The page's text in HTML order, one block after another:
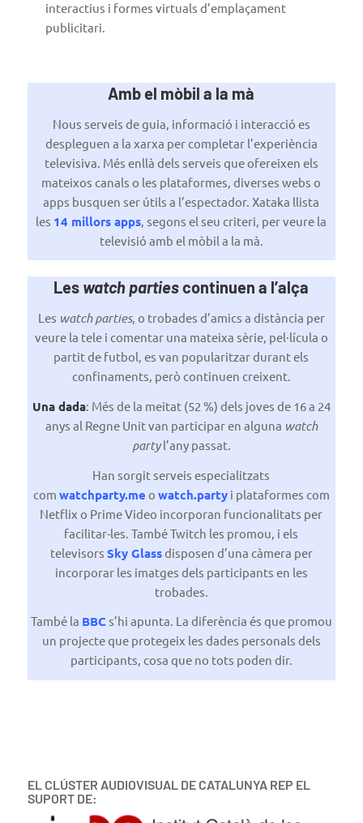
interactius i formes virtuals d’emplaçament
publicitari.
Amb el mòbil a la mà
Nous serveis de guia, informació i interacció es
despleguen a la xarxa per completar l’experiència
televisiva. Més enllà dels serveis que ofereixen els
mateixos canals o les plataformes, diverses webs o
apps busquen ser útils a l’espectador. Xataka llista
les 14 millors apps , segons el seu criteri, per veure la
televisió amb el mòbil a la mà.
Les watch partiescontinuen a l’alça
Les watch parties, o trobades d’amics a distància per
veure la tele i comentar una mateixa sèrie, pel·lícula o
partit de futbol, es van popularitzar durant els
confinaments, però continuen creixent.
Una dada: Més de la meitat (52 %) dels joves de 16 a 24
anys al Regne Unit van participar en alguna watch
partyl’any passat.
Han sorgit serveis especialitzats
com watchparty.me o watch.partyi plataformes com
Netflix o Prime Video incorporan funcionalitats per
facilitar-les. També Twitch les promou, i els
televisors Sky Glassdisposen d’una càmera per
incorporar les imatges dels participants en les
trobades.
També la BBCs’hi apunta. La diferència és que promou
un projecte que protegeix les dades personals dels
participants, cosa que no tots poden dir.
EL CLÚSTER AUDIOVISUAL DE CATALUNYA REP EL
SUPORT DE: